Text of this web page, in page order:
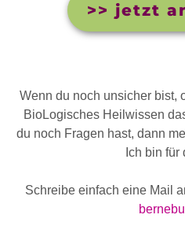
>> jetzt
Wenn du noch unsicher bist,
BioLogisches Heilwissen
du noch Fragen hast, dann
Ich bin für
Schreibe einfach eine Mail